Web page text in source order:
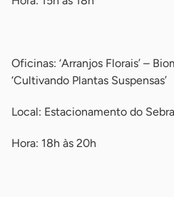
Oficinas: ‘Arranjos Florais’ –
‘Cultivando Plantas Suspensas’
Local: Estacionamento do
Hora: 18h às 20h